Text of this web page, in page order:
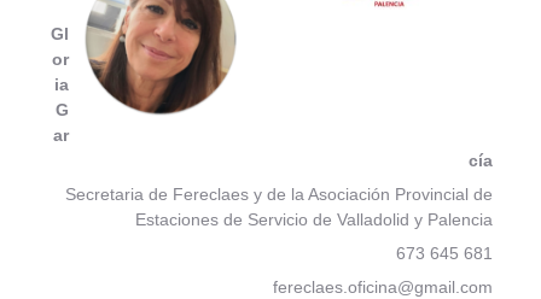
Gl
or
ia
G
ar
cía
Secretaria de Fereclaes y de la Asociación Provincial de
Estaciones de Servicio de Valladolid y Palencia
673 645 681
fereclaes.oficina@gmail.com